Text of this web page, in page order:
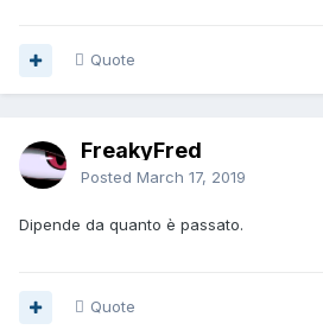
Quote
FreakyFred
Posted March 17, 2019
Dipende da quanto è passato.
Quote